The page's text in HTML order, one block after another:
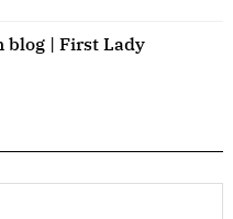
| First Lady